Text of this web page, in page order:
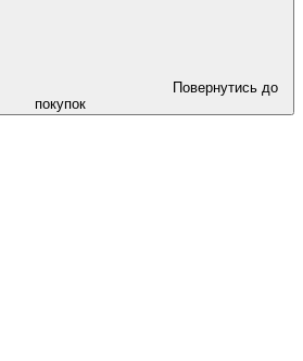
Повернутись до
покупок